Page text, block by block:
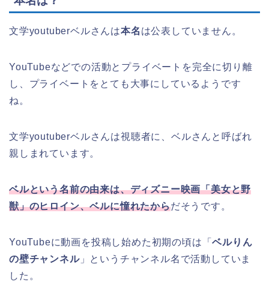
文学youtuberベルさんは本名 は公表していません。
YouTubeなどでの活動とプライベートを完全に切り離
し、プライベートをとても大事にしているようです
ね。
文学youtuberベルさんは視聴者に、ベルさんと呼ばれ
親しまれています。
ベルという名前の由来は、ディズニー映画「美女と野
獣」のヒロイン、ベルに憧れたからだそうです。
YouTubeに動画を投稿し始めた初期の頃は「ベルりん
の壁チャンネル」というチャンネル名で活動していま
した。